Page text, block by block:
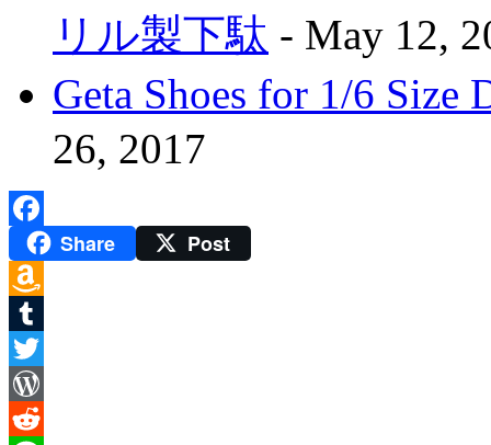
リル製下駄 - May 12,
Geta Shoes for 1/6
26, 2017
FacebookShare Post
Amazon
Wish
List
Tumblr
Twitter
WordPress